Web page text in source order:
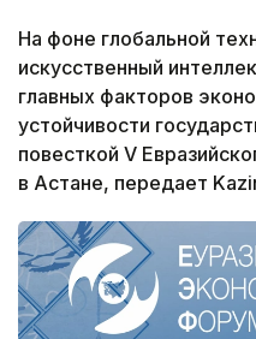
На фоне глобальной
искусственный
главных факторов
устойчивости
повесткой V
в Астане, передает